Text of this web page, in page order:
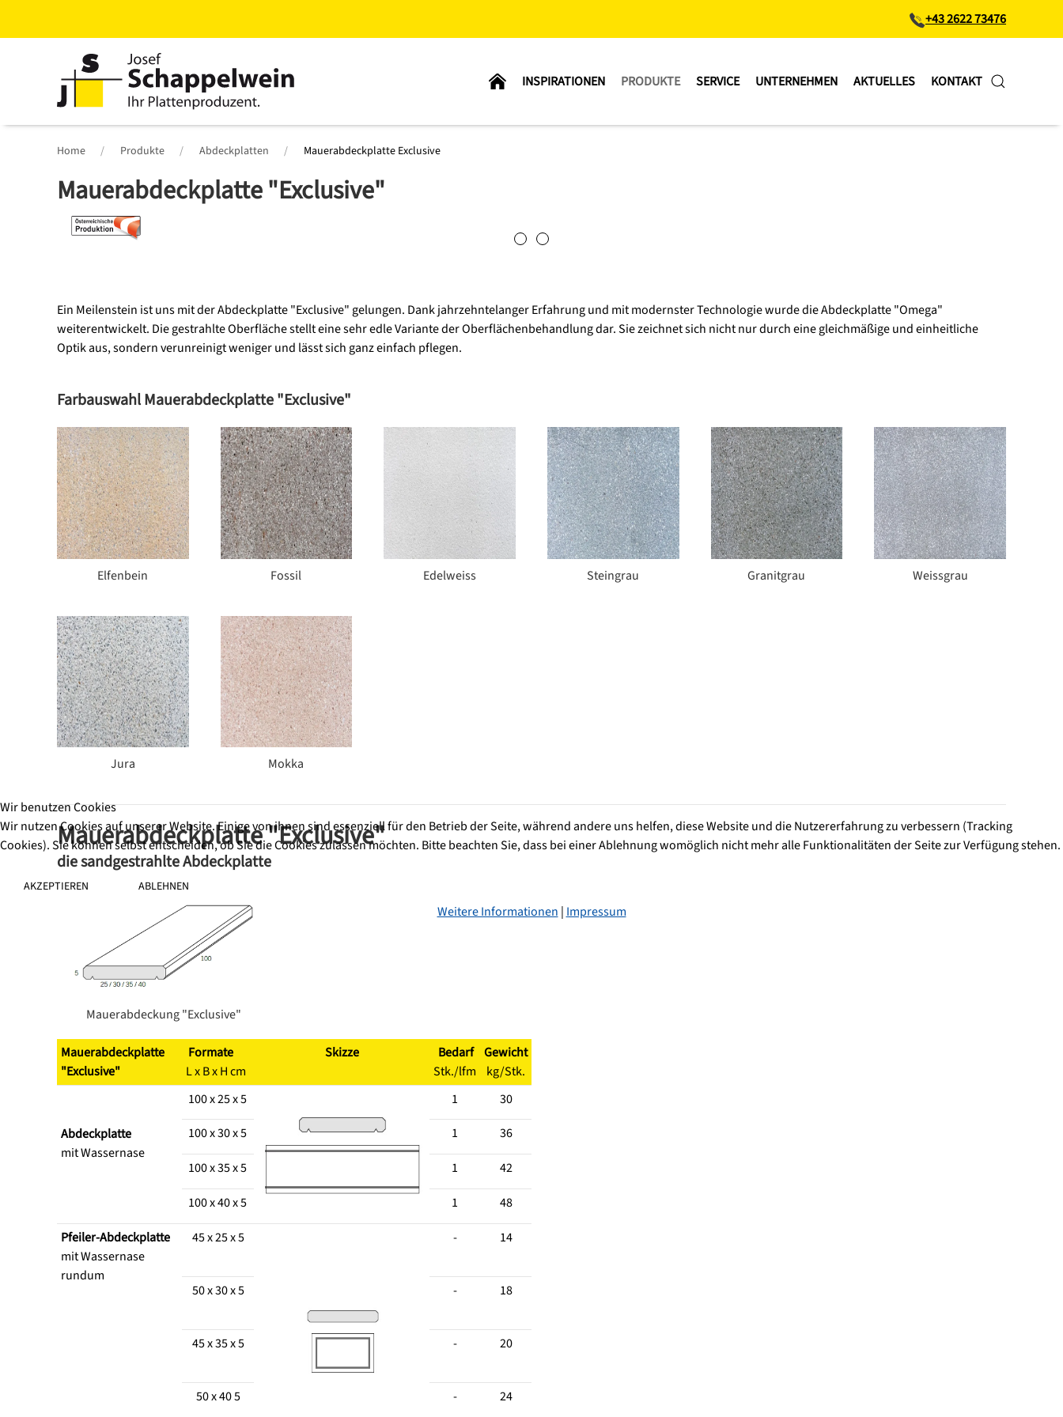
Hauptinhalt
springen
+43 2622 73476
INSPIRATIONEN PRODUKTE SERVICE UNTERNEHMEN AKTUELLES KONTAKT
Home Produkte Abdeckplatten Mauerabdeckplatte Exclusive
Mauerabdeckplatte "Exclusive"
Ein Meilenstein ist uns mit der Abdeckplatte "Exclusive" gelungen. Dank jahrzehntelanger Erfahrung und mit modernster Technologie wurde die Abdeckplatte "Omega"
weiterentwickelt. Die gestrahlte Oberfläche stellt eine sehr edle Variante der Oberflächenbehandlung dar. Sie zeichnet sich nicht nur durch eine gleichmäßige und einheitliche
Optik aus, sondern verunreinigt weniger und lässt sich ganz einfach pflegen.
Farbauswahl Mauerabdeckplatte "Exclusive"
Elfenbein Fossil Edelweiss Steingrau Granitgrau Weissgrau
Jura Mokka
Mauerabdeckplatte "Exclusive"
die sandgestrahlte Abdeckplatte
Mauerabdeckung "Exclusive"
Mauerabdeckplatte
"Exclusive"
Formate
L x B x H cm
Skizze
Bedarf
Stk./lfm
Gewicht
kg/Stk.
Abdeckplatte
mit Wassernase
100 x 25 x 5 1
30
100 x 30 x 5
1
36
100 x 35 x 5
1
42
100 x 40 x 5
1
48
Pfeiler-Abdeckplatte
mit Wassernase
rundum
45 x 25 x 5 - 14
50 x 30 x 5 - 18
45 x 35 x 5 - 20
50 x 40 5 - 24
Wir benutzen Cookies
Wir nutzen Cookies auf unserer Website. Einige von ihnen sind essenziell für den Betrieb der Seite, während andere uns helfen, diese Website und die Nutzererfahrung zu verbessern (Tracking
Cookies). Sie können selbst entscheiden, ob Sie die Cookies zulassen möchten. Bitte beachten Sie, dass bei einer Ablehnung womöglich nicht mehr alle Funktionalitäten der Seite zur Verfügung stehen.
AKZEPTIEREN ABLEHNEN
Weitere Informationen | Impressum